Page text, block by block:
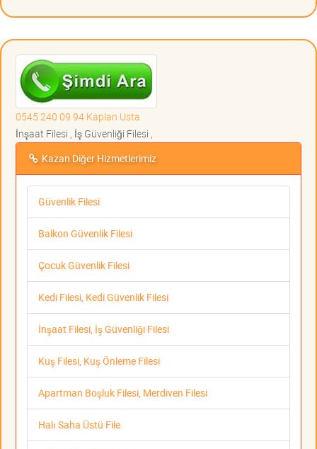
0545 240 09 94 Kaplan Usta
İnşaat Filesi , İş Güvenliği Filesi ,
Kazan Diğer Hizmetlerimiz
Güvenlik Filesi
Balkon Güvenlik Filesi
Çocuk Güvenlik Filesi
Kedi Filesi, Kedi Güvenlik Filesi
İnşaat Filesi, İş Güvenliği Filesi
Kuş Filesi, Kuş Önleme Filesi
Apartman Boşluk Filesi, Merdiven Filesi
Halı Saha Üstü File